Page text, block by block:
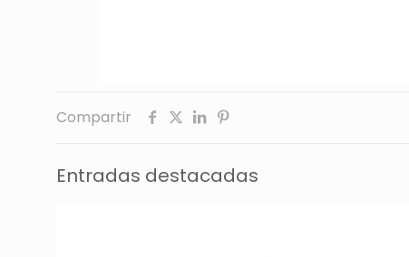
Compartir
Entradas destacadas